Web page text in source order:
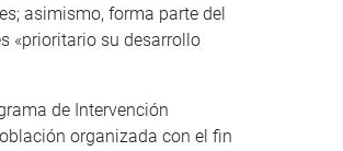
asimismo, forma parte del
«prioritario su desarrollo
de Intervención
organizada con el fin